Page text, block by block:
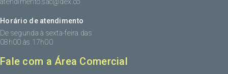
Horário de atendimento
De segunda à sexta-feira das
08h00 às 17h00
Fale com a Área Comercial